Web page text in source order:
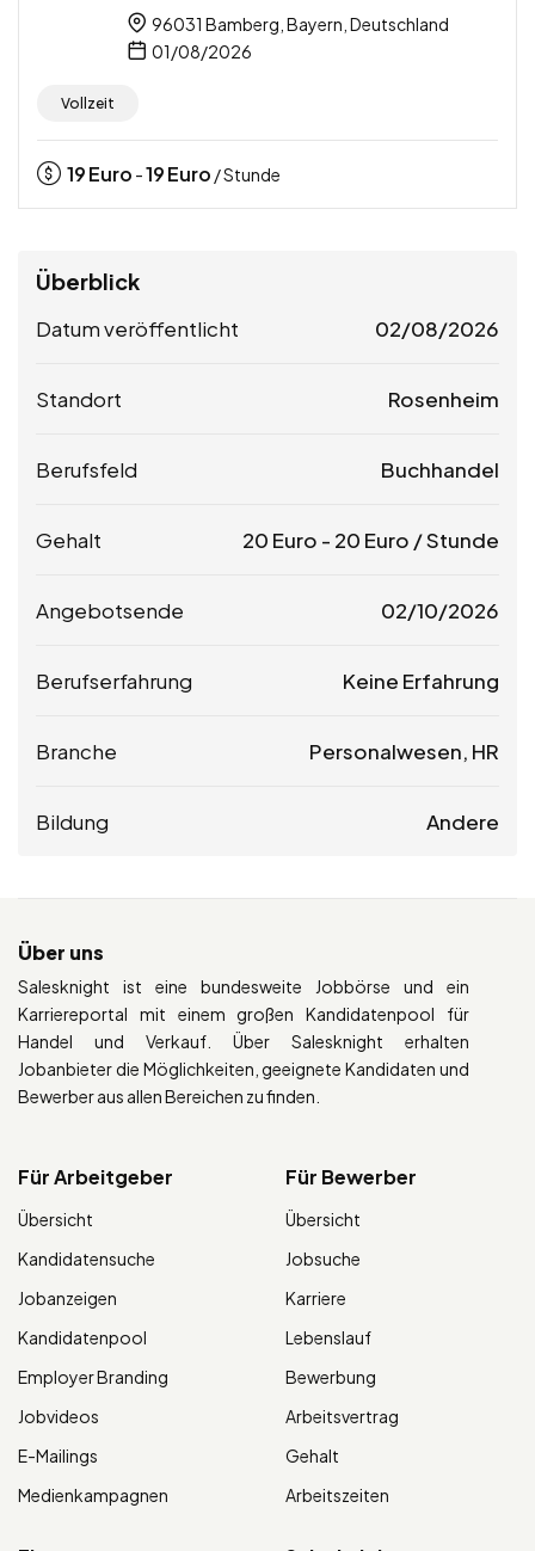
96031 Bamberg, Bayern, Deutschland
01/08/2026
Vollzeit
19Euro -19Euro / Stunde
Überblick
Datum veröffentlicht 02/08/2026
Standort Rosenheim
Berufsfeld Buchhandel
Gehalt 20 Euro - 20 Euro / Stunde
Angebotsende 02/10/2026
Berufserfahrung Keine Erfahrung
Branche Personalwesen, HR
Bildung Andere
Über uns
Salesknight ist eine bundesweite Jobbörse und ein
Karriereportal mit einem großen Kandidatenpool für
Handel und Verkauf. Über Salesknight erhalten
Jobanbieter die Möglichkeiten, geeignete Kandidaten und
Bewerber aus allen Bereichen zu finden.
Für Arbeitgeber
Übersicht
Kandidatensuche
Jobanzeigen
Kandidatenpool
Employer Branding
Jobvideos
E-Mailings
Medienkampagnen
Für Bewerber
Übersicht
Jobsuche
Karriere
Lebenslauf
Bewerbung
Arbeitsvertrag
Gehalt
Arbeitszeiten